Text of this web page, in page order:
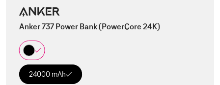
Anker 737 Power Bank (PowerCore 24K)
24000 mAh